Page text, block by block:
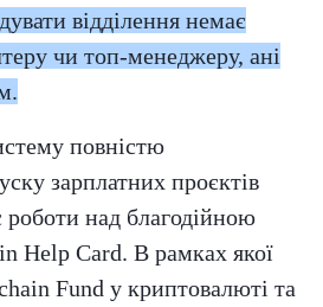
відділення немає
чи топ-менеджеру, ані
повністю
зарплатних проєктів
роботи над благодійною
Help Card. В рамках якої
Fund у криптовалюті та